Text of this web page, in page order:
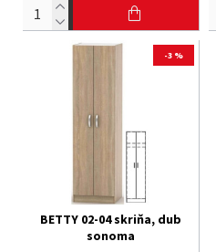
-3 %
BETTY 02-04 skriňa, dub
sonoma